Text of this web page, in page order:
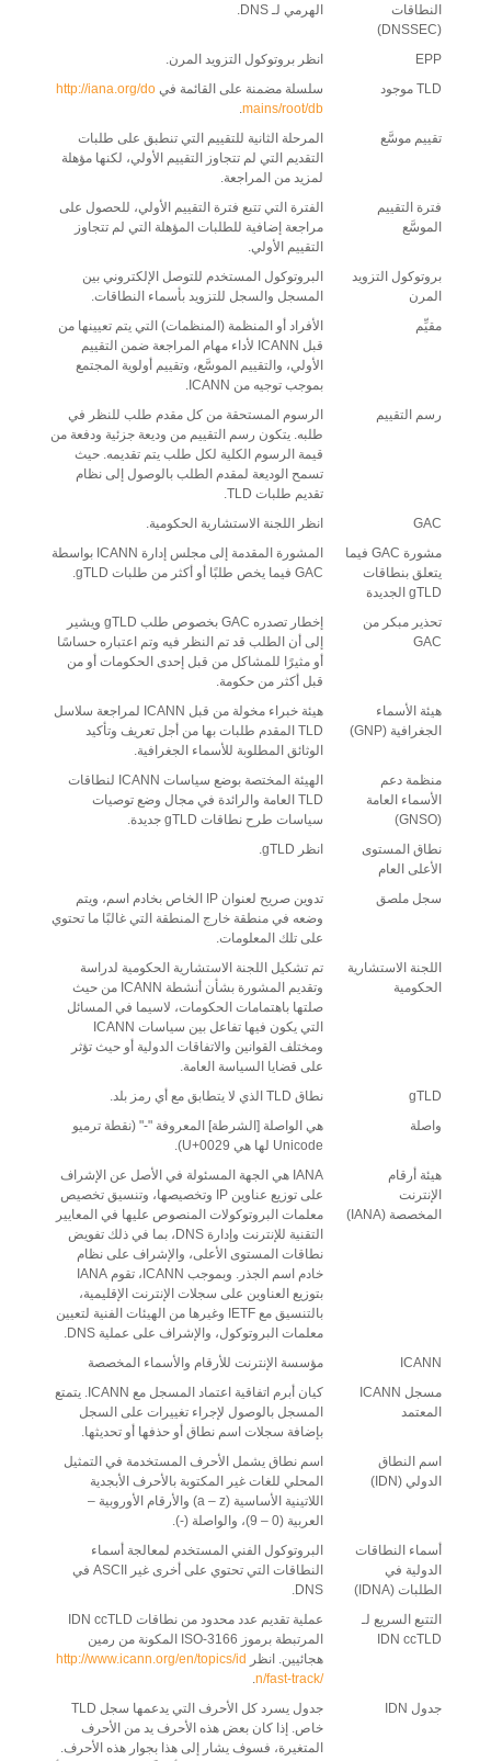
النطاقات
(DNSSEC)
الهرمي لـ DNS.
EPP
انظر بروتوكول التزويد المرن.
TLD موجود
سلسلة مضمنة على القائمة في http://iana.org/do
mains/root/db
تقييم موسَّع
المرحلة الثانية للتقييم التي تنطبق على طلبات
التقديم التي لم تتجاوز التقييم الأولي، لكنها مؤهلة
لمزيد من المراجعة.
فترة التقييم
الموسَّع
الفترة التي تتبع فترة التقييم الأولي، للحصول على
مراجعة إضافية للطلبات المؤهلة التي لم تتجاوز
التقييم الأولي.
بروتوكول التزويد
المرن
البروتوكول المستخدم للتوصل الإلكتروني بين
المسجل والسجل للتزويد بأسماء النطاقات.
مقيِّم
الأفراد أو المنظمة (المنظمات) التي يتم تعيينها من
قبل ICANN لأداء مهام المراجعة ضمن التقييم
الأولي، والتقييم الموسَّع، وتقييم أولوية المجتمع
بموجب توجيه من ICANN.
رسم التقييم
الرسوم المستحقة من كل مقدم طلب للنظر في
طلبه. يتكون رسم التقييم من وديعة جزئية ودفعة من
قيمة الرسوم الكلية لكل طلب يتم تقديمه. حيث
تسمح الوديعة لمقدم الطلب بالوصول إلى نظام
تقديم طلبات TLD.
GAC
انظر اللجنة الاستشارية الحكومية.
مشورة GAC فيما
يتعلق بنطاقات
gTLD الجديدة
المشورة المقدمة إلى مجلس إدارة ICANN بواسطة
GAC فيما يخص طلبًا أو أكثر من طلبات gTLD.
تحذير مبكر من
GAC
إخطار تصدره GAC بخصوص طلب gTLD ويشير
إلى أن الطلب قد تم النظر فيه وتم اعتباره حساسًا
أو مثيرًا للمشاكل من قبل إحدى الحكومات أو من
قبل أكثر من حكومة.
هيئة الأسماء
الجغرافية (GNP)
هيئة خبراء مخولة من قبل ICANN لمراجعة سلاسل
TLD المقدم طلبات بها من أجل تعريف وتأكيد
الوثائق المطلوبة للأسماء الجغرافية.
منظمة دعم
الأسماء العامة
(GNSO)
الهيئة المختصة بوضع سياسات ICANN لنطاقات
TLD العامة والرائدة في مجال وضع توصيات
سياسات طرح نطاقات gTLD جديدة.
نطاق المستوى
الأعلى العام
انظر gTLD.
سجل ملصق
تدوين صريح لعنوان IP الخاص بخادم اسم، ويتم
وضعه في منطقة خارج المنطقة التي غالبًا ما تحتوي
على تلك المعلومات.
اللجنة الاستشارية
الحكومية
تم تشكيل اللجنة الاستشارية الحكومية لدراسة
وتقديم المشورة بشأن أنشطة ICANN من حيث
صلتها باهتمامات الحكومات، لاسيما في المسائل
التي يكون فيها تفاعل بين سياسات ICANN
ومختلف القوانين والاتفاقات الدولية أو حيث تؤثر
على قضايا السياسة العامة.
gTLD
نطاق TLD الذي لا يتطابق مع أي رمز بلد.
واصلة
هي الواصلة [الشرطة] المعروفة "-" (نقطة ترميو
Unicode لها هي U+0029).
هيئة أرقام
الإنترنت
المخصصة (IANA)
IANA هي الجهة المسئولة في الأصل عن الإشراف
على توزيع عناوين IP وتخصيصها، وتنسيق تخصيص
معلمات البروتوكولات المنصوص عليها في المعايير
التقنية للإنترنت وإدارة DNS، بما في ذلك تفويض
نطاقات المستوى الأعلى، والإشراف على نظام
خادم اسم الجذر. وبموجب ICANN، تقوم IANA
بتوزيع العناوين على سجلات الإنترنت الإقليمية،
بالتنسيق مع IETF وغيرها من الهيئات الفنية لتعيين
معلمات البروتوكول، والإشراف على عملية DNS.
ICANN
مؤسسة الإنترنت للأرقام والأسماء المخصصة
مسجل ICANN
المعتمد
كيان أبرم اتفاقية اعتماد المسجل مع ICANN. يتمتع
المسجل بالوصول لإجراء تغييرات على السجل
بإضافة سجلات اسم نطاق أو حذفها أو تحديثها.
اسم النطاق
الدولي (IDN)
اسم نطاق يشمل الأحرف المستخدمة في التمثيل
المحلي للغات غير المكتوبة بالأحرف الأبجدية
اللاتينية الأساسية (a – z) والأرقام الأوروبية –
العربية (0 – 9)، والواصلة (-).
أسماء النطاقات
الدولية في
الطلبات (IDNA)
البروتوكول الفني المستخدم لمعالجة أسماء
النطاقات التي تحتوي على أخرى غير ASCII في
DNS.
التتبع السريع لـ
IDN ccTLD
عملية تقديم عدد محدود من نطاقات IDN ccTLD
المرتبطة برموز ISO-3166 المكونة من رمين
هجائيين. انظر http://www.icann.org/en/topics/id
n/fast-track/
جدول IDN
جدول يسرد كل الأحرف التي يدعمها سجل TLD
خاص. إذا كان بعض هذه الأحرف يد من الأحرف
المتغيرة، فسوف يشار إلى هذا بجوار هذه الأحرف.